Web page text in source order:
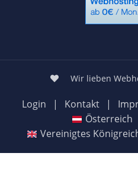
Wir lieben
Login | Kontakt |
Österreich
Vereinigtes